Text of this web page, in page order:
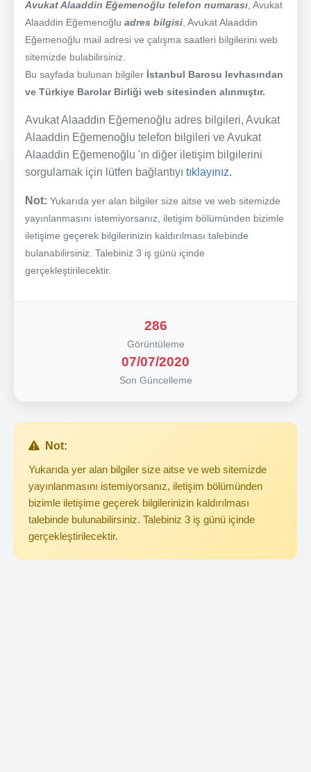
Avukat Alaaddin Eğemenoğlu telefon numarası , Avukat
Alaaddin Eğemenoğlu adres bilgisi , Avukat Alaaddin
Eğemenoğlu mail adresi ve çalışma saatleri bilgilerini web
sitemizde bulabilirsiniz.
Bu sayfada bulunan bilgiler İstanbul Barosu levhasından
ve Türkiye Barolar Birliği web sitesinden alınmıştır.
Avukat Alaaddin Eğemenoğlu adres bilgileri, Avukat
Alaaddin Eğemenoğlu telefon bilgileri ve Avukat
Alaaddin Eğemenoğlu 'ın diğer iletişim bilgilerini
sorgulamak için lütfen bağlantıyı tıklayınız.
Not: Yukarıda yer alan bilgiler size aitse ve web sitemizde
yayınlanmasını istemiyorsanız, iletişim bölümünden bizimle
iletişime geçerek bilgilerinizin kaldırılması talebinde
bulanabilirsiniz. Talebiniz 3 iş günü içinde
gerçekleştirilecektir.
286
Görüntüleme
07/07/2020
Son Güncelleme
Not:
Yukarıda yer alan bilgiler size aitse ve web sitemizde
yayınlanmasını istemiyorsanız, iletişim bölümünden
bizimle iletişime geçerek bilgilerinizin kaldırılması
talebinde bulunabilirsiniz. Talebiniz 3 iş günü içinde
gerçekleştirilecektir.